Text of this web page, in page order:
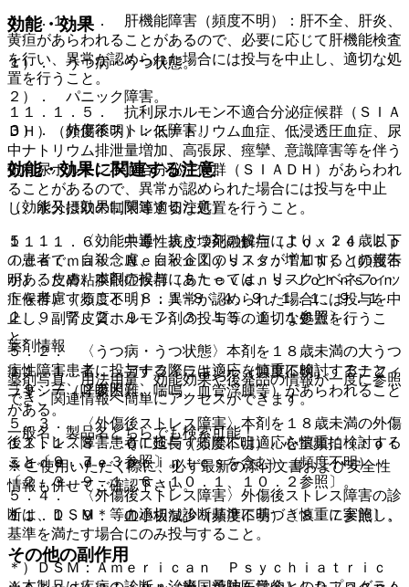
１１．１．４． 肝機能障害（頻度不明）：肝不全、肝炎、
黄疸があらわれることがあるので、必要に応じて肝機能検査
を行い、異常が認められた場合には投与を中止し、適切な処
置を行うこと。
１１．１．５． 抗利尿ホルモン不適合分泌症候群（ＳＩＡ
ＤＨ）（頻度不明）：低ナトリウム血症、低浸透圧血症、尿
中ナトリウム排泄量増加、高張尿、痙攣、意識障害等を伴う
抗利尿ホルモン不適合分泌症候群（ＳＩＡＤＨ）があらわれ
ることがあるので、異常が認められた場合には投与を中止
し、水分摂取の制限等適切な処置を行うこと。
１１．１．６． 中毒性表皮壊死融解症（Ｔｏｘｉｃ Ｅｐ
ｉｄｅｒｍａｌ Ｎｅｃｒｏｌｙｓｉｓ：ＴＥＮ）（頻度不
明）、皮膚粘膜眼症候群（Ｓｔｅｖｅｎｓ−Ｊｏｈｎｓｏｎ
症候群）（頻度不明）：異常が認められた場合には投与を中
止し、副腎皮質ホルモン剤の投与等の適切な処置を行うこ
と。
１１．１．７． アナフィラキシー（頻度不明）：アナフィ
ラキシー（呼吸困難、喘鳴、血管浮腫等）があらわれること
がある。
１１．１．８． ＱＴ延長（頻度不明）、心室頻拍（ｔｏｒ
ｓａｄｅ ｄｅ ｐｏｉｎｔｅｓを含む）（頻度不明）
〔２．３、９．１．６、１０．１、１０．２参照〕。
１１．１．９． 血小板減少（頻度不明）〔８．７参照〕。
その他の副作用
効能・効果
１）． うつ病・うつ状態。
２）． パニック障害。
３）． 外傷後ストレス障害。
効能・効果に関連する注意
（効能又は効果に関連する注意）
５．１． 〈効能共通〉抗うつ剤の投与により、２４歳以下
の患者で、自殺念慮、自殺企図のリスクが増加するとの報告
があるため、本剤の投与にあたっては、リスクとベネフィッ
トを考慮すること〔８．１−８．４、９．１．１、９．１．
２、９．７．２、９．７．３、１５．１．１参照〕。
５．２． 〈うつ病・うつ状態〉本剤を１８歳未満の大うつ
病性障害患者に投与する際には適応を慎重に検討すること
〔９．７．２参照〕。
５．３． 〈外傷後ストレス障害〉本剤を１８歳未満の外傷
後ストレス障害患者に投与する際には適応を慎重に検討する
こと〔９．７．３参照〕。
５．４． 〈外傷後ストレス障害〉外傷後ストレス障害の診
断は、ＤＳＭ＊等の適切な診断基準に基づき慎重に実施し、
基準を満たす場合にのみ投与すること。
＊）ＤＳＭ：Ａｍｅｒｉｃａｎ Ｐｓｙｃｈｉａｔｒｉｃ
薬剤情報
薬剤写真、用法用量、効能効果や後発品の情報が一度に参照
でき、関連情報へ簡単にアクセスができます。
一般名、製品名どちらでも検索可能！
※ ご使用いただく際に、必ず最新の添付文書および安全性
情報も併せてご確認下さい。